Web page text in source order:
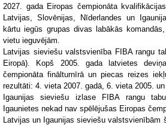
2027. gada Eiropas čempionāta
Latvijas, Slovēnijas, Nīderlandes un
kārtu iegūs grupas divas labākās
vietu ieguvējām.
Latvijas sieviešu valstsvienība FIBA rangu
Eiropā). Kopš 2005. gada latvietes
čempionāta finālturnīrā un piecas reizes
rezultāti: 4. vieta 2007. gadā, 6. vieta 2005. un
Igaunijas sieviešu izlase FIBA rangu
Igaunietes nekad nav spēlējušas Eiropas
Latvijas un Igaunijas sieviešu valstsvienībām